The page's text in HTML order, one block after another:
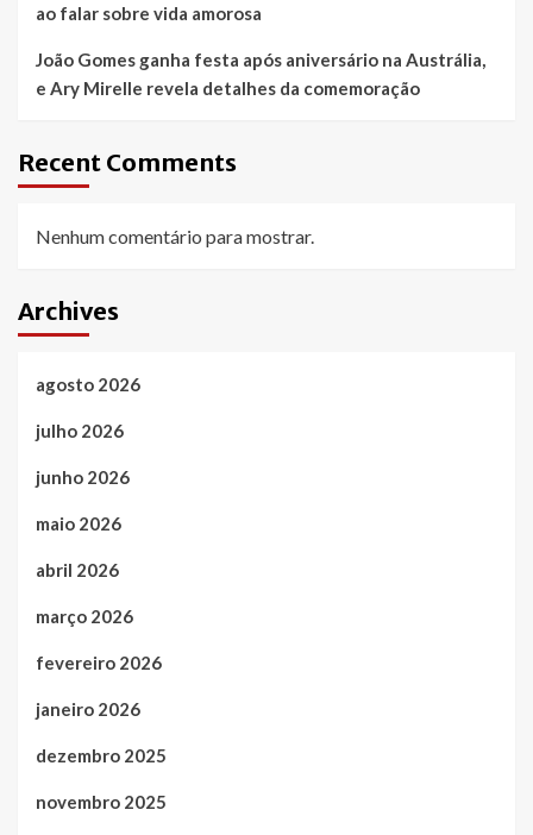
ao falar sobre vida amorosa
João Gomes ganha festa após aniversário na Austrália,
e Ary Mirelle revela detalhes da comemoração
Recent Comments
Nenhum comentário para mostrar.
Archives
agosto 2026
julho 2026
junho 2026
maio 2026
abril 2026
março 2026
fevereiro 2026
janeiro 2026
dezembro 2025
novembro 2025